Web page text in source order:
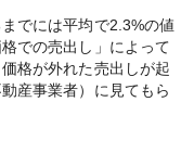
でには平均で2.3%の値
での売出し」によって
格が外れた売出しが起
産事業者）に見てもら